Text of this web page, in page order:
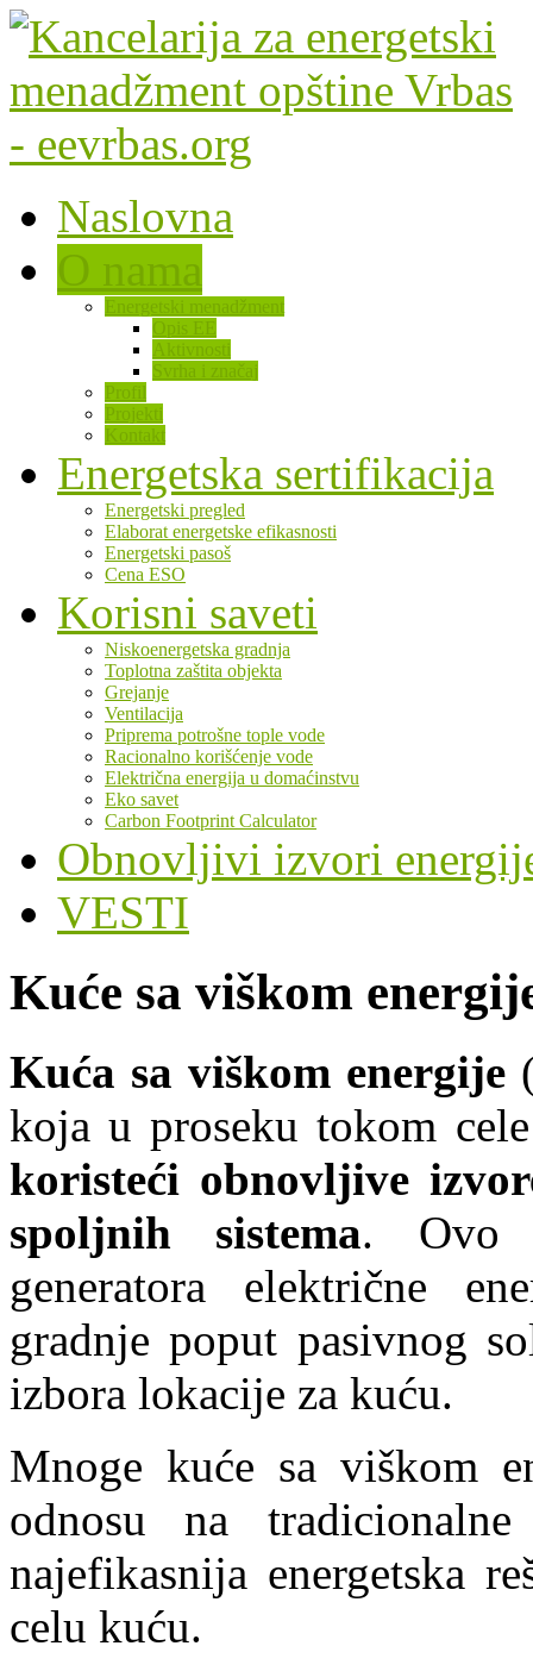
Naslovna
O nama
Energetski menadžment
Opis EE
Aktivnosti
Svrha i značaj
Profil
Projekti
Kontakt
Energetska sertifikacija
Energetski pregled
Elaborat energetske efikasnosti
Energetski pasoš
Cena ESO
Korisni saveti
Niskoenergetska gradnja
Toplotna zaštita objekta
Grejanje
Ventilacija
Priprema potrošne tople vode
Racionalno korišćenje vode
Električna energija u domaćinstvu
Eko savet
Carbon Footprint Calculator
Obnovljivi izvori
VESTI
Kuće sa viškom
Kuća sa viškom energije
koja u proseku tokom
koristeći obnovljive
spoljnih sistema. Ovo
generatora električne
gradnje poput pasivnog
izbora lokacije za kuću.
Mnoge kuće sa viškom
odnosu na
najefikasnija energetska
celu kuću.